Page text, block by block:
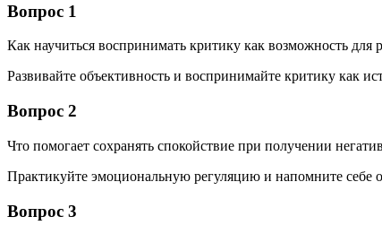
Вопрос 1
Как научиться воспринимать критику как возможность для
Развивайте объективность и воспринимайте критику как
Вопрос 2
Что помогает сохранять спокойствие при получении
Практикуйте эмоциональную регуляцию и напомните себе
Вопрос 3